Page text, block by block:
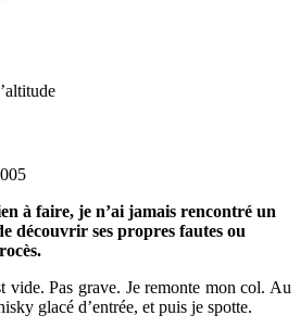
à faire, je n’ai jamais rencontré un
découvrir ses propres fautes ou
vide. Pas grave. Je remonte mon col. Au
glacé d’entrée, et puis je spotte.